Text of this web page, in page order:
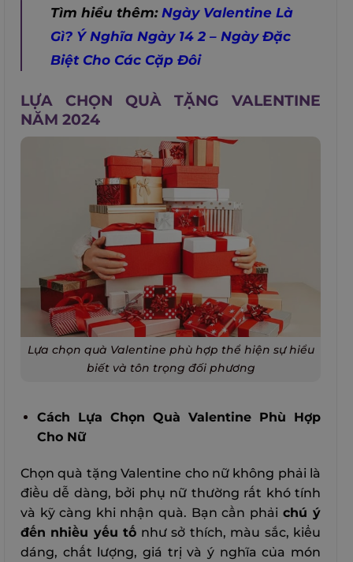
Tìm hiểu thêm:Ngày Valentine Là
Gì? Ý Nghĩa Ngày 14 2 – Ngày Đặc
Biệt Cho Các Cặp Đôi
LỰA CHỌN QUÀ TẶNG VALENTINE
NĂM 2024
Lựa chọn quà Valentine phù hợp thể hiện sự hiểu
biết và tôn trọng đối phương
Cách Lựa Chọn Quà Valentine Phù Hợp
Cho Nữ
Chọn quà tặng Valentine cho nữ không phải là
điều dễ dàng, bởi phụ nữ thường rất khó tính
và kỹ càng khi nhận quà. Bạn cần phải chú ý
đến nhiều yếu tố như sở thích, màu sắc, kiểu
dáng, chất lượng, giá trị và ý nghĩa của món